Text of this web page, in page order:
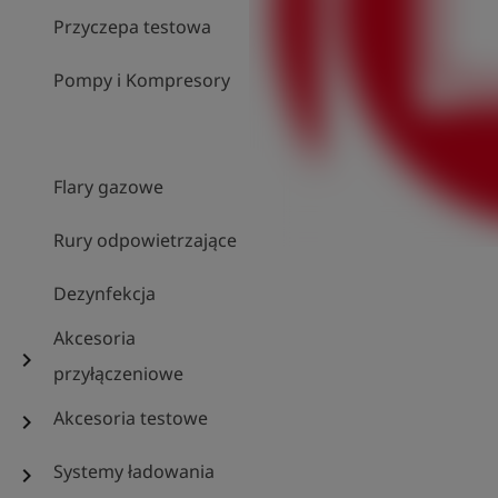
Przyczepa testowa
Pompy i Kompresory
Flary gazowe
Rury odpowietrzające
Dezynfekcja
chevron_right
Akcesoria
przyłączeniowe
chevron_right Akcesoria testowe
chevron_right Systemy ładowania